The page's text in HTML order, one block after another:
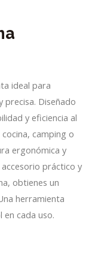
ideal para
precisa. Diseñado
y eficiencia al
camping o
ergonómica y
práctico y
obtienes un
herramienta
cada uso.